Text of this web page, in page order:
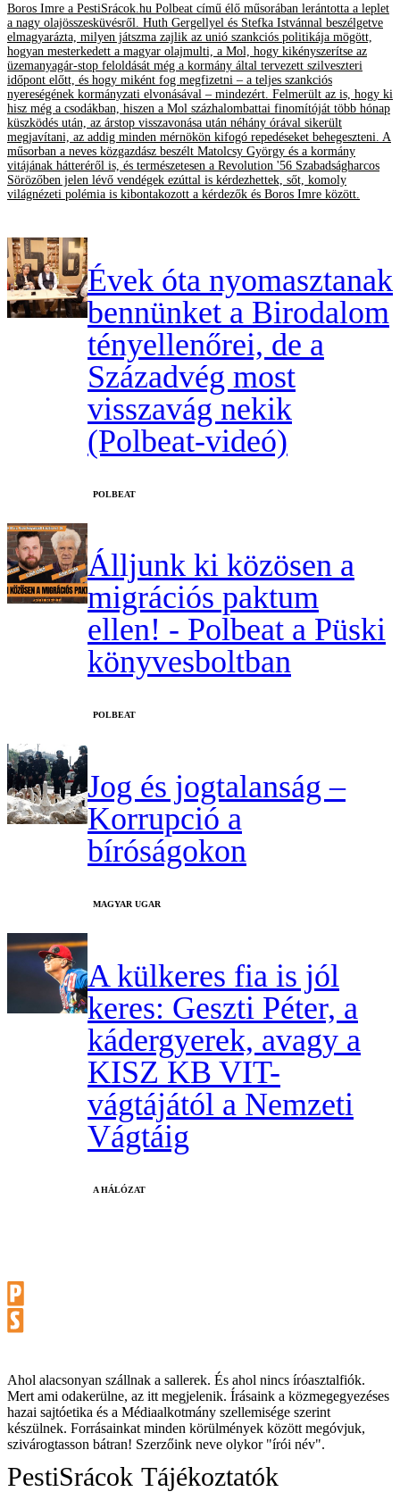
Boros Imre a PestiSrácok.hu Polbeat című élő műsorában lerántotta a leplet
a nagy olajösszesküvésről. Huth Gergellyel és Stefka Istvánnal beszélgetve
elmagyarázta, milyen játszma zajlik az unió szankciós politikája mögött,
hogyan mesterkedett a magyar olajmulti, a Mol, hogy kikényszerítse az
üzemanyagár-stop feloldását még a kormány által tervezett szilveszteri
időpont előtt, és hogy miként fog megfizetni – a teljes szankciós
nyereségének kormányzati elvonásával – mindezért. Felmerült az is, hogy ki
hisz még a csodákban, hiszen a Mol százhalombattai finomítóját több hónap
küszködés után, az árstop visszavonása után néhány órával sikerült
megjavítani, az addig minden mérnökön kifogó repedéseket behegeszteni. A
műsorban a neves közgazdász beszélt Matolcsy György és a kormány
vitájának hátteréről is, és természetesen a Revolution '56 Szabadságharcos
Sörözőben jelen lévő vendégek ezúttal is kérdezhettek, sőt, komoly
világnézeti polémia is kibontakozott a kérdezők és Boros Imre között.
Évek óta nyomasztanak
bennünket a Birodalom
tényellenőrei, de a
Századvég most
visszavág nekik
(Polbeat-videó)
‎POLBEAT
Álljunk ki közösen a
migrációs paktum
ellen! - Polbeat a Püski
könyvesboltban
‎POLBEAT
Jog és jogtalanság –
Korrupció a
bíróságokon
MAGYAR UGAR
A külkeres fia is jól
keres: Geszti Péter, a
kádergyerek, avagy a
KISZ KB VIT-
vágtájától a Nemzeti
Vágtáig
A HÁLÓZAT
Ahol alacsonyan szállnak a sallerek. És ahol nincs íróasztalfiók.
Mert ami odakerülne, az itt megjelenik. Írásaink a közmegegyezéses
hazai sajtóetika és a Médiaalkotmány szellemisége szerint
készülnek. Forrásainkat minden körülmények között megóvjuk,
szivárogtasson bátran! Szerzőink neve olykor "írói név".
PestiSrácok Tájékoztatók